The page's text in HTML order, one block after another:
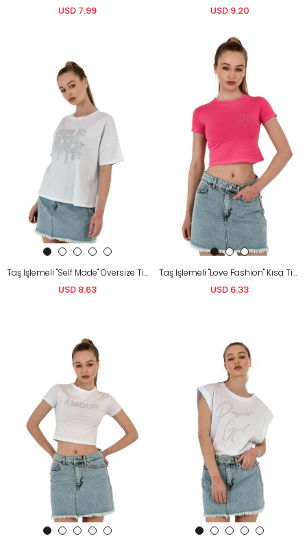
USD 7.99 USD 9.20
Taş İşlemeli "Self Made" Oversize Tişört – Gri &Amp; Beyaz
USD 8.63
Taş İşlemeli "Love Fashion" Kısa Tişört – Pembe &Amp; Beyaz
USD 6.33